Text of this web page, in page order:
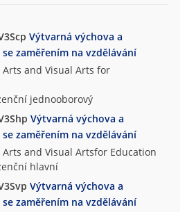
Výtvarná výchova a
zaměřením na vzdělávání
Arts and Visual Arts for
jednooborový
Výtvarná výchova a
zaměřením na vzdělávání
Arts and Visual Artsfor Education
hlavní
Výtvarná výchova a
zaměřením na vzdělávání